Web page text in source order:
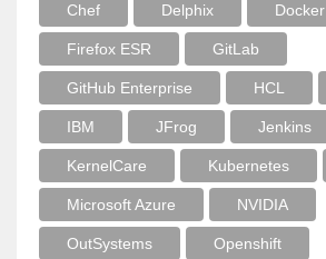
Chef Delphix Docker
Firefox ESR GitLab
GitHub Enterprise HCL
IBM JFrog Jenkins
KernelCare Kubernetes
Microsoft Azure NVIDIA
OutSystems Openshift